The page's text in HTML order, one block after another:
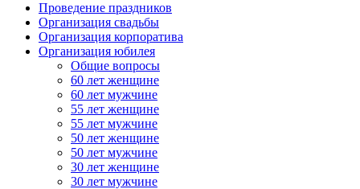
Проведение праздников
Организация свадьбы
Организация корпоратива
Организация юбилея
Общие вопросы
60 лет женщине
60 лет мужчине
55 лет женщине
55 лет мужчине
50 лет женщине
50 лет мужчине
30 лет женщине
30 лет мужчине